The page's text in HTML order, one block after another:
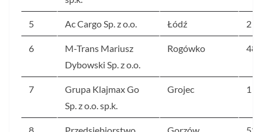
5 Ac Cargo Sp. z o.o. Łódź 2
6
M-Trans Mariusz
Dybowski Sp. z o.o.
Rogówko 482
7
Grupa Klajmax Go
Sp. z o.o. sp.k.
Grojec 1
8 Przedsiębiorstwo Gorzów 520